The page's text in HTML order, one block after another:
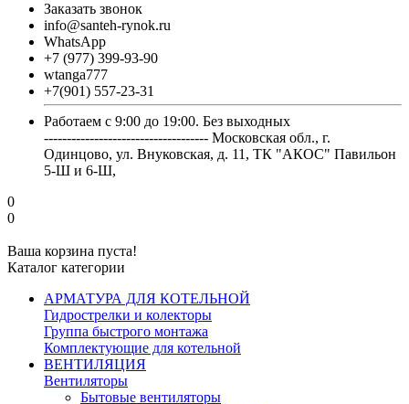
Заказать звонок
info@santeh-rynok.ru
WhatsApp
+7 (977) 399-93-90
wtanga777
+7(901) 557-23-31
Работаем с 9:00 до 19:00. Без выходных
------------------------------------ Московская обл., г.
Одинцово, ул. Внуковская, д. 11, ТК "АКОС" Павильон
5-Ш и 6-Ш,
0
0
Ваша корзина пуста!
Каталог категории
АРМАТУРА ДЛЯ КОТЕЛЬНОЙ
Гидрострелки и колекторы
Группа быстрого монтажа
Комплектующие для котельной
ВЕНТИЛЯЦИЯ
Вентиляторы
Бытовые вентиляторы